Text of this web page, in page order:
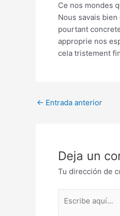
Ce nos mondes
Nous savais
pourtant
approprie nos
cela tristement
Post
← Entrada anterior
Deja un
Tu dirección de
aquí...